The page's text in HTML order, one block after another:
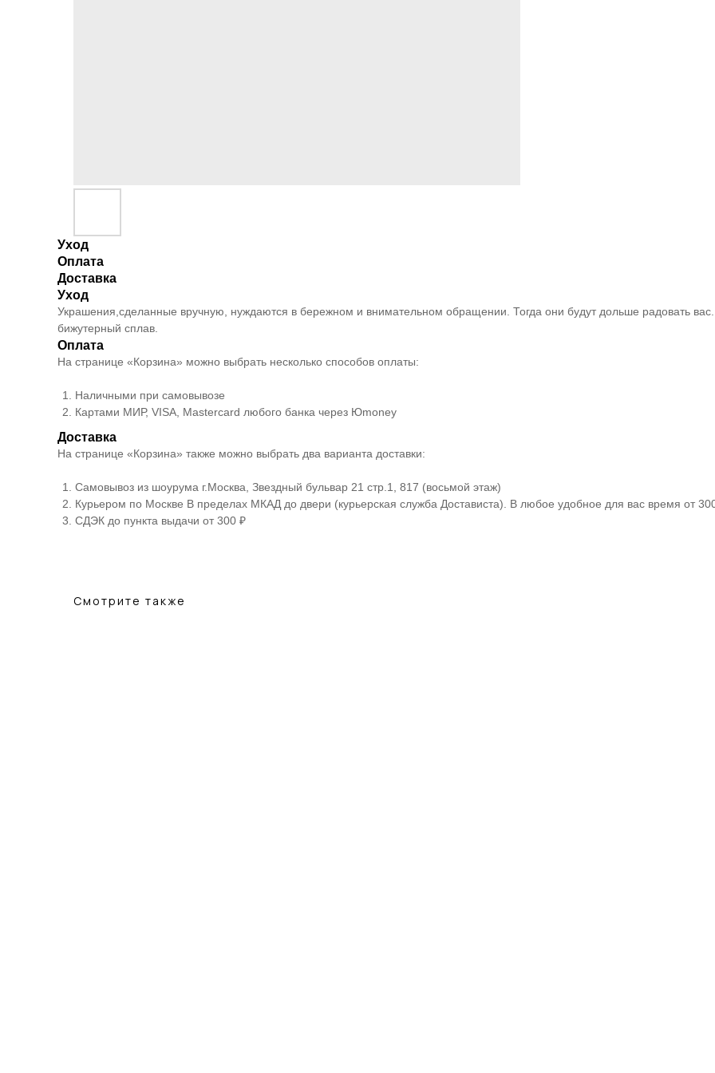
Уход
Оплата
Доставка
Уход
Украшения,сделанные вручную, нуждаются в бережном и внимательном обращении. Тогда они будут дольше радовать
бижутерный сплав.
Оплата
На странице «Корзина» можно выбрать несколько способов оплаты:
Наличными при самовывозе
Картами МИР, VISA, Mastercard любого банка через Юmoney
Доставка
На странице «Корзина» также можно выбрать два варианта доставки:
Самовывоз из шоурума г.Москва, Звездный бульвар 21 стр.1, 817 (восьмой этаж)
Курьером по Москве В пределах МКАД до двери (курьерская служба Достависта). В любое удобное для вас время от
СДЭК до пункта выдачи от 300 ₽
Смотрите также